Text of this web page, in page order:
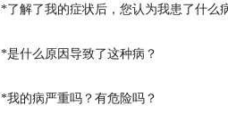
*了解了我的症状后，您认为我患了什么
*是什么原因导致了这种病？
*我的病严重吗？有危险吗？